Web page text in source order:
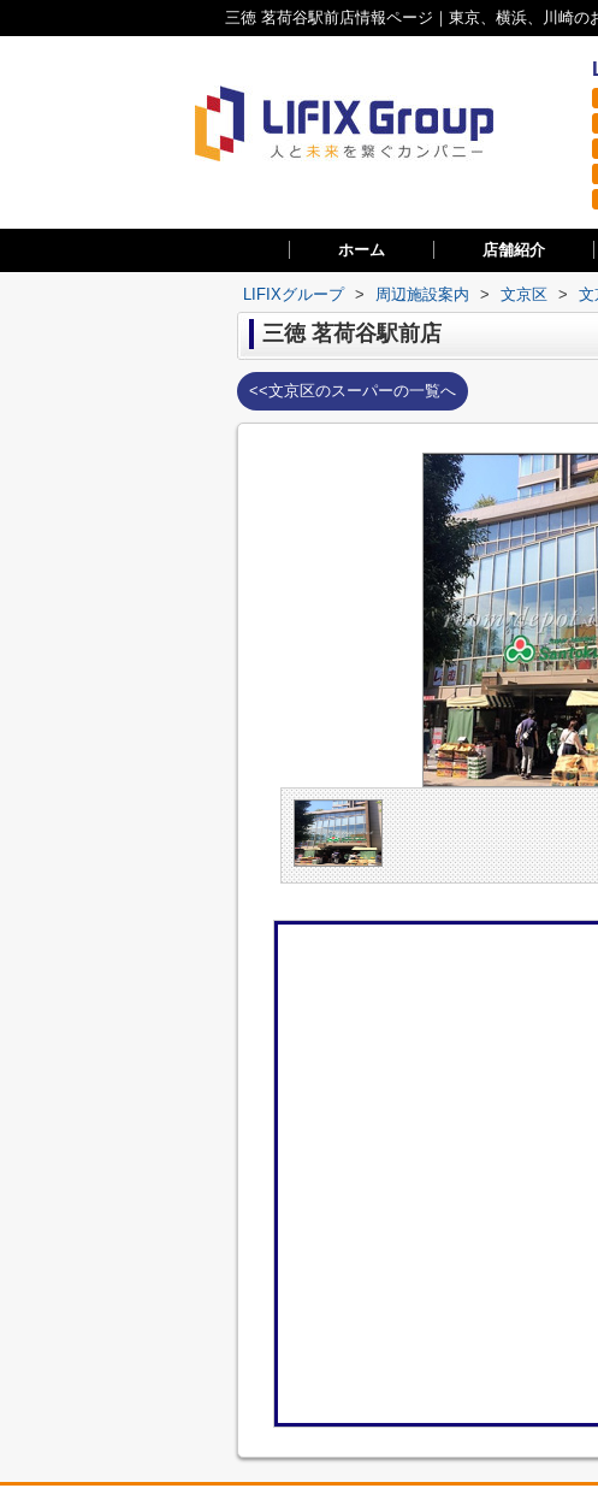
三徳 茗荷谷駅前店情報ページ｜東京、横浜、川崎の
ホーム 店舗紹介
LIFIXグループ > 周辺施設案内 > 文京区 > 文
三徳 茗荷谷駅前店
<<文京区のスーパーの一覧へ